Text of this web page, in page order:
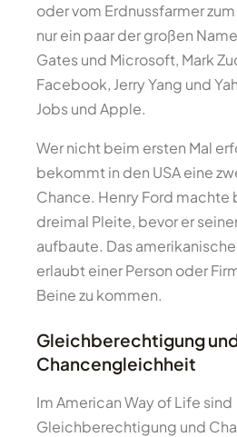
oder vom Erdnussfarmer
nur ein paar der großen
Gates und Microsoft, Mark
Facebook, Jerry Yang und
Jobs und Apple.
Wer nicht beim ersten Mal
bekommt in den USA eine
Chance. Henry Ford
dreimal Pleite, bevor er
aufbaute. Das
erlaubt einer Person oder
Beine zu kommen.
Gleichberechtigung
Chancengleichheit
Im American Way of Life sind
Gleichberechtigung und